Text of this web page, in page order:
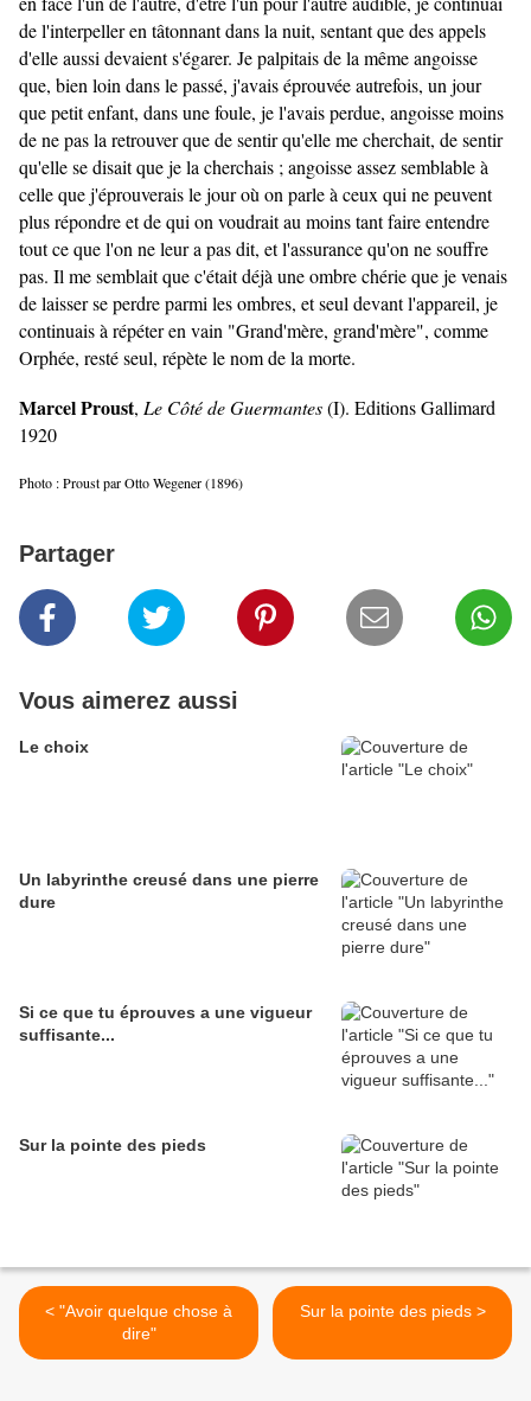
de l'interpeller en tâtonnant dans la nuit, sentant que des appels
d'elle aussi devaient s'égarer. Je palpitais de la même angoisse
que, bien loin dans le passé, j'avais éprouvée autrefois, un jour
que petit enfant, dans une foule, je l'avais perdue, angoisse moins
de ne pas la retrouver que de sentir qu'elle me cherchait, de sentir
qu'elle se disait que je la cherchais ; angoisse assez semblable à
celle que j'éprouverais le jour où on parle à ceux qui ne peuvent
plus répondre et de qui on voudrait au moins tant faire entendre
tout ce que l'on ne leur a pas dit, et l'assurance qu'on ne souffre
pas. Il me semblait que c'était déjà une ombre chérie que je venais
de laisser se perdre parmi les ombres, et seul devant l'appareil, je
continuais à répéter en vain "Grand'mère, grand'mère", comme
Orphée, resté seul, répète le nom de la morte.
Marcel Proust, Le Côté de Guermantes(I). Editions Gallimard
1920
Photo : Proust par Otto Wegener (1896)
Partager
Vous aimerez aussi
Le choix
Un labyrinthe creusé dans une pierre
dure
Si ce que tu éprouves a une vigueur
suffisante...
Sur la pointe des pieds
< "Avoir quelque chose à
dire"
Sur la pointe des pieds >